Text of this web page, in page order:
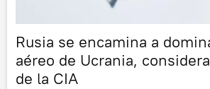
Rusia se encamina a
aéreo de Ucrania,
de la CIA